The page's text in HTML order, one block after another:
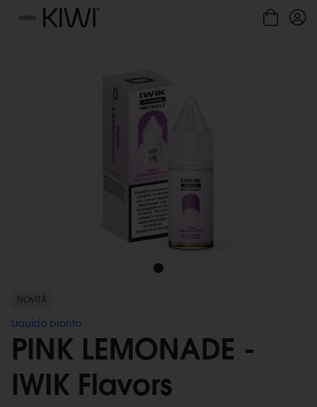
Menu
NOVITÀ
Liquido pronto
PINK LEMONADE -
IWIK Flavors
Gestione cookie